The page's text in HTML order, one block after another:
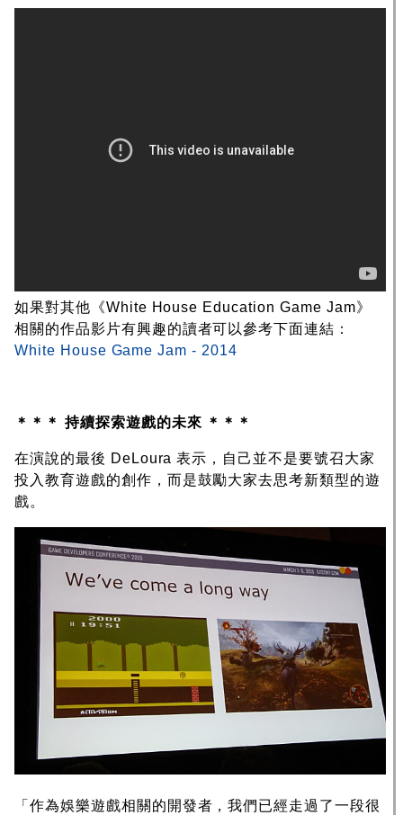
如果對其他《White House Education Game Jam》
相關的作品影片有興趣的讀者可以參考下面連結：
White House Game Jam - 2014
＊＊＊ 持續探索遊戲的未來 ＊＊＊
在演說的最後 DeLoura 表示，自己並不是要號召大家
投入教育遊戲的創作，而是鼓勵大家去思考新類型的遊
戲。
「作為娛樂遊戲相關的開發者，我們已經走過了一段很